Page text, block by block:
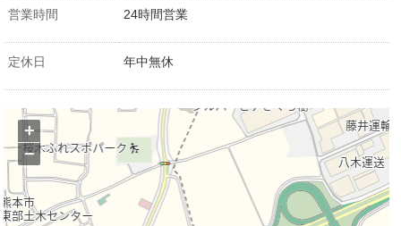
営業時間 24時間営業
定休日 年中無休
+
−